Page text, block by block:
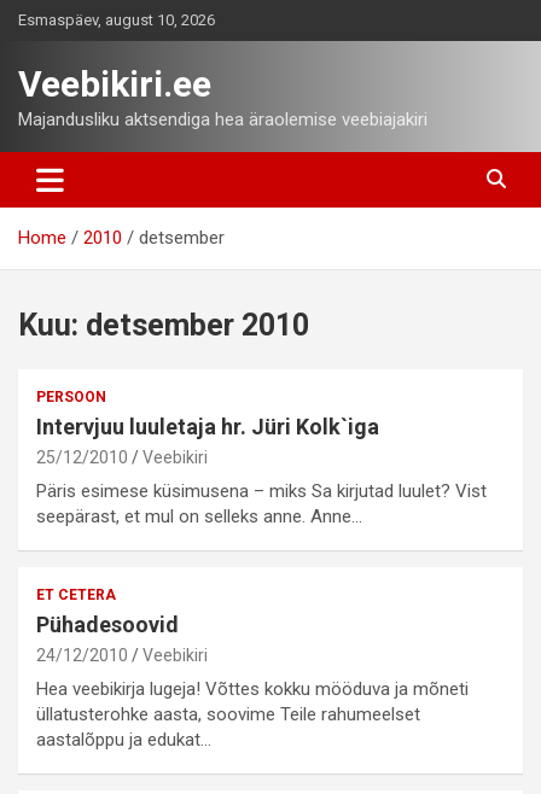
SkipEsmaspäev, august 10, 2026
Veebikiri.ee
Majandusliku aktsendiga hea äraolemise veebiajakiri
Home 2010 detsember
Kuu: detsember 2010
PERSOON
Intervjuu luuletaja hr. Jüri Kolk`iga
25/12/2010 Veebikiri
Päris esimese küsimusena – miks Sa kirjutad luulet? Vist
seepärast, et mul on selleks anne. Anne…
ET CETERA
Pühadesoovid
24/12/2010 Veebikiri
Hea veebikirja lugeja! Võttes kokku mööduva ja mõneti
üllatusterohke aasta, soovime Teile rahumeelset
aastalõppu ja edukat…